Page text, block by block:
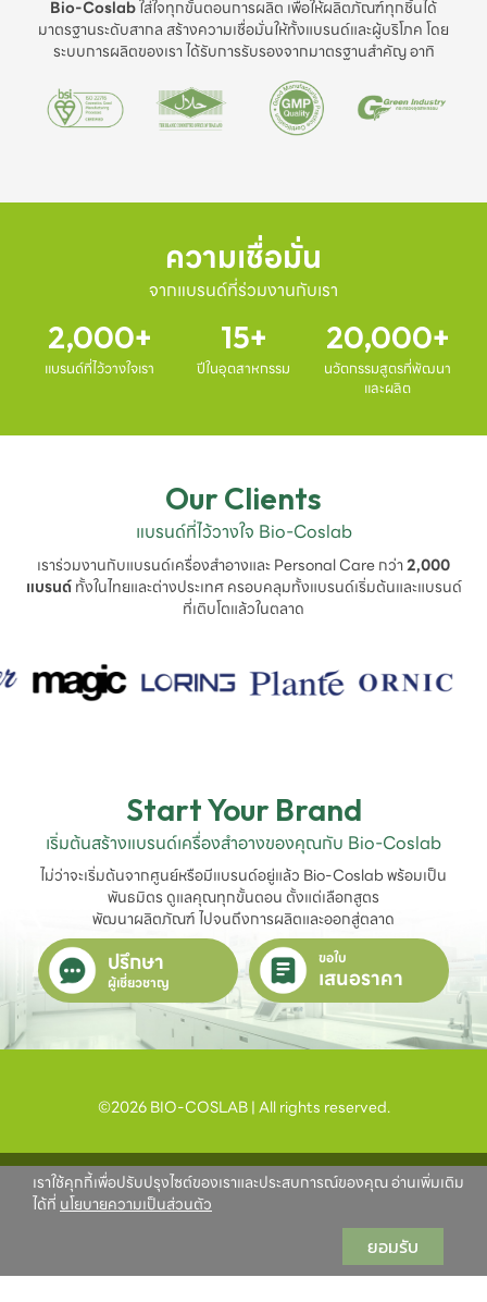
Bio-Coslabใส่ใจทุกขั้นตอนการผลิต เพื่อให้ผลิตภัณฑ์ทุกชิ้นได้
มาตรฐานระดับสากล สร้างความเชื่อมั่นให้ทั้งแบรนด์และผู้บริโภค โดย
ระบบการผลิตของเรา ได้รับการรับรองจากมาตรฐานสำคัญ อาทิ
ความเชื่อมั่น
จากแบรนด์ที่ร่วมงานกับเรา
2,000
แบรนด์ที่ไว้วางใจเรา
15
ปีในอุตสาหกรรม
20,000
นวัตกรรมสูตรที่พัฒนา
และผลิต
Our Clients
แบรนด์ที่ไว้วางใจ Bio-Coslab
เราร่วมงานกับแบรนด์เครื่องสำอางและ Personal Care กว่า2,000
แบรนด์ทั้งในไทยและต่างประเทศ ครอบคลุมทั้งแบรนด์เริ่มต้นและแบรนด์
ที่เติบโตแล้วในตลาด
Start Your Brand
เริ่มต้นสร้างแบรนด์เครื่องสำอางของคุณกับ Bio-Coslab
ไม่ว่าจะเริ่มต้นจากศูนย์หรือมีแบรนด์อยู่แล้ว Bio-Coslab พร้อมเป็น
พันธมิตร ดูแลคุณทุกขั้นตอน ตั้งแต่เลือกสูตร
พัฒนาผลิตภัณฑ์ ไปจนถึงการผลิตและออกสู่ตลาด
ปรึกษา
ผู้เชี่ยวชาญ
ขอใบ
เสนอราคา
©2026 BIO-COSLAB | All rights reserved.
เราใช้คุกกี้เพื่อปรับปรุงไซต์ของเราและประสบการณ์ของคุณ อ่านเพิ่มเติม
ได้ที่ นโยบายความเป็นส่วนตัว
ยอมรับ